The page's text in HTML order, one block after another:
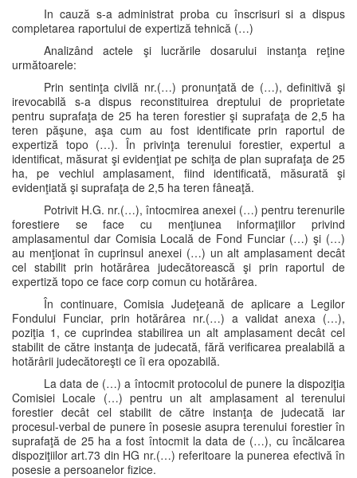
In cauză s-a administrat proba cu înscrisuri si a dispus
completarea raportului de expertiză tehnică (…)
Analizând actele şi lucrările dosarului instanţa reţine
următoarele:
Prin sentinţa civilă nr.(…) pronunţată de (…), definitivă şi
irevocabilă s-a dispus reconstituirea dreptului de proprietate
pentru suprafaţa de 25 ha teren forestier şi suprafaţa de 2,5 ha
teren păşune, aşa cum au fost identificate prin raportul de
expertiză topo (…). În privinţa terenului forestier, expertul a
identificat, măsurat şi evidenţiat pe schiţa de plan suprafaţa de 25
ha, pe vechiul amplasament, fiind identificată, măsurată şi
evidenţiată şi suprafaţa de 2,5 ha teren fâneaţă.
Potrivit H.G. nr.(…), întocmirea anexei (…) pentru terenurile
forestiere se face cu menţiunea informaţiilor privind
amplasamentul dar Comisia Locală de Fond Funciar (…) şi (…)
au menţionat în cuprinsul anexei (…) un alt amplasament decât
cel stabilit prin hotărârea judecătorească şi prin raportul de
expertiză topo ce face corp comun cu hotărârea.
În continuare, Comisia Judeţeană de aplicare a Legilor
Fondului Funciar, prin hotărârea nr.(…) a validat anexa (…),
poziţia 1, ce cuprindea stabilirea un alt amplasament decât cel
stabilit de către instanţa de judecată, fără verificarea prealabilă a
hotărârii judecătoreşti ce îi era opozabilă.
La data de (…) a întocmit protocolul de punere la dispoziţia
Comisiei Locale (…) pentru un alt amplasament al terenului
forestier decât cel stabilit de către instanţa de judecată iar
procesul-verbal de punere în posesie asupra terenului forestier în
suprafaţă de 25 ha a fost întocmit la data de (…), cu încălcarea
dispoziţiilor art.73 din HG nr.(…) referitoare la punerea efectivă în
posesie a persoanelor fizice.